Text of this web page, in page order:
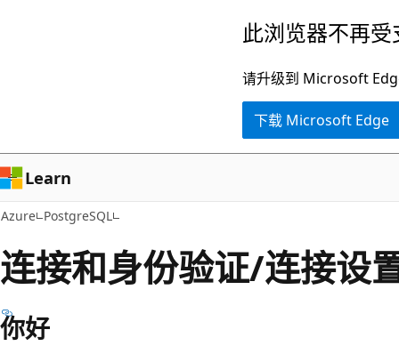
容
此浏览器不再
请升级到 Microsoft
下载 Microsoft Edge
Learn
Azure PostgreSQL
连接和身份验证/连接设
你好